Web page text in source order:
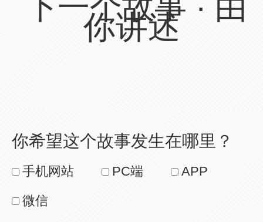
你讲述
你希望这个故事发生在哪里？
手机网站 PC端
APP
微信